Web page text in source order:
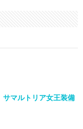
マルトリア女王装備